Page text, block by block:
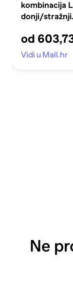
kombinacija
donji/stražnji
od
Vidi u Mall.hr
Ne